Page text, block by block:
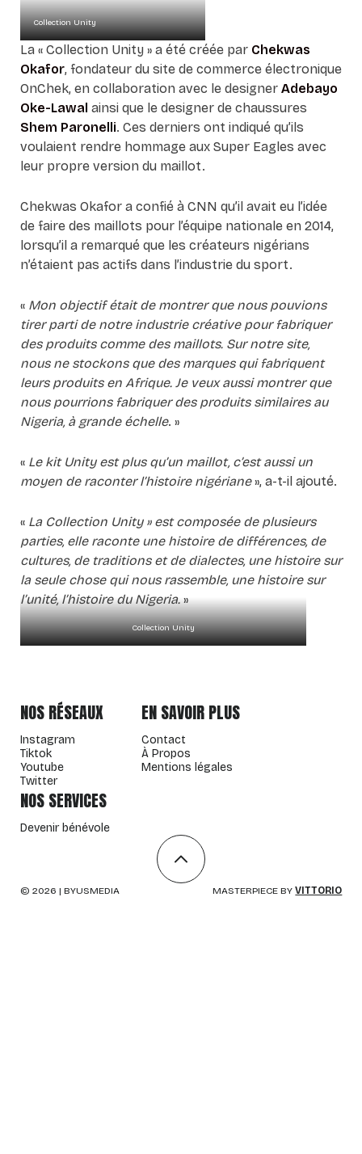
Collection Unity
La « Collection Unity » a été créée par Chekwas
Okafor, fondateur du site de commerce électronique
OnChek, en collaboration avec le designer Adebayo
Oke-Lawal ainsi que le designer de chaussures
Shem Paronelli. Ces derniers ont indiqué qu’ils
voulaient rendre hommage aux Super Eagles avec
leur propre version du maillot.
Chekwas Okafor a confié à CNN qu’il avait eu l’idée
de faire des maillots pour l’équipe nationale en 2014,
lorsqu’il a remarqué que les créateurs nigérians
n’étaient pas actifs dans l’industrie du sport.
«Mon objectif était de montrer que nous pouvions
tirer parti de notre industrie créative pour fabriquer
des produits comme des maillots. Sur notre site,
nous ne stockons que des marques qui fabriquent
leurs produits en Afrique. Je veux aussi montrer que
nous pourrions fabriquer des produits similaires au
Nigeria, à grande échelle. »
« Le kit Unity est plus qu’un maillot, c’est aussi un
moyen de raconter l’histoire nigériane», a-t-il ajouté.
« La Collection Unity » est composée de plusieurs
parties, elle raconte une histoire de différences, de
cultures, de traditions et de dialectes, une histoire sur
la seule chose qui nous rassemble, une histoire sur
l’unité, l’histoire du Nigeria.»
Collection Unity
NOS RÉSEAUX
Instagram
Tiktok
Youtube
Twitter
EN SAVOIR PLUS
Contact
À Propos
Mentions légales
NOS SERVICES
Devenir bénévole
© 2026 | BYUSMEDIA MASTERPIECE BY VITTORIO